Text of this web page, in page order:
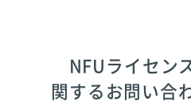
NFUライセン
関するお問い合